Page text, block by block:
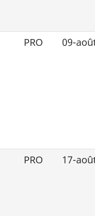
PRO 09-
PRO 17-